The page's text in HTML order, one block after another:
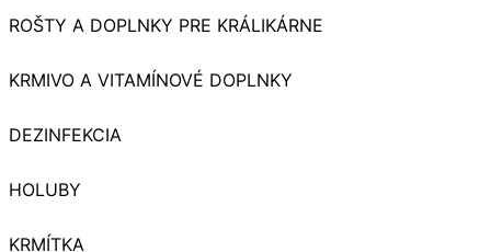
ROŠTY A DOPLNKY PRE KRÁLIKÁRNE
KRMIVO A VITAMÍNOVÉ DOPLNKY
DEZINFEKCIA
HOLUBY
KRMÍTKA